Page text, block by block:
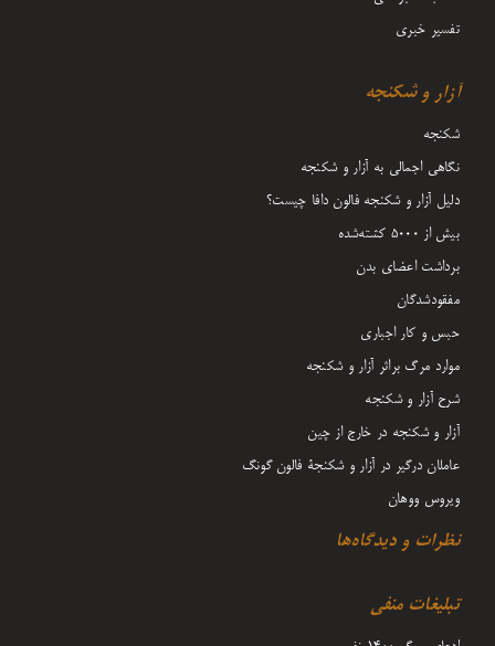
تفسیر خبری
آزار و شکنجه
شکنجه
نگاهی اجمالی به آزار و شکنجه
دلیل آزار و شکنجه فالون دافا چیست؟
بیش از 5000 کشته‌شده
برداشت اعضای بدن
مفقودشدگان
حبس و کار اجباری
موارد مرگ براثر آزار و شکنجه
شرح آزار و شکنجه
آزار و شکنجه در خارج از چین
عاملان درگیر در آزار و شکنجۀ فالون گونگ
ویروس ووهان
نظرات و دیدگاه‌ها
تبلیغات منفی